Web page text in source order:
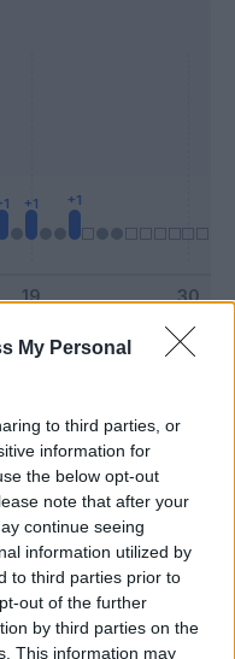
My Personal
to third parties, or
information for
the below opt-out
note that after your
continue seeing
information utilized by
to third parties prior to
out of the further
by third parties on the
This information may
Presenze a